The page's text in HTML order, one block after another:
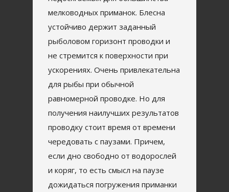
мелководных приманок. Блесна
устойчиво держит заданный
рыболовом горизонт проводки и
не стремится к поверхности при
ускорениях. Очень привлекательна
для рыбы при обычной
равномерной проводке. Но для
получения наилучших результатов
проводку стоит время от времени
чередовать с паузами. Причем,
если дно свободно от водорослей
и коряг, то есть смысл на паузе
дожидаться погружения приманки